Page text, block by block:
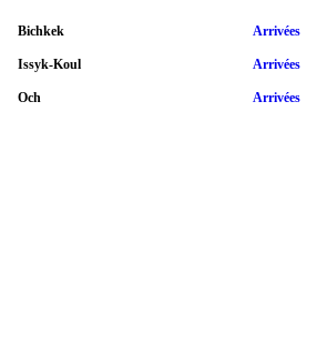
Bichkek Arrivées
Issyk-Koul Arrivées
Och Arrivées